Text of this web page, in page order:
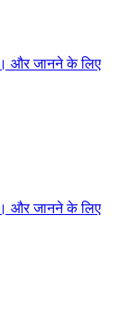
और जानने के लिए
और जानने के लिए